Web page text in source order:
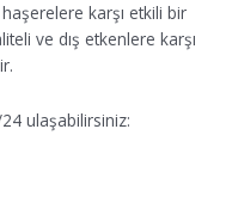
karşı etkili bir
ve dış etkenlere karşı
ulaşabilirsiniz: